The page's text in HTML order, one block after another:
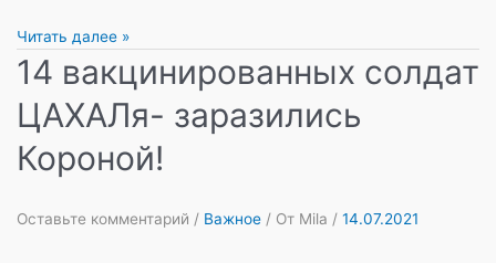
Открытое
письмо
Нафтали
Беннетту
от
известной
журналистки
Котлер…
Читать далее »
14 вакцинированных солдат
ЦАХАЛя- заразились
Короной!
Оставьте комментарий / Важное / От Mila / 14.07.2021